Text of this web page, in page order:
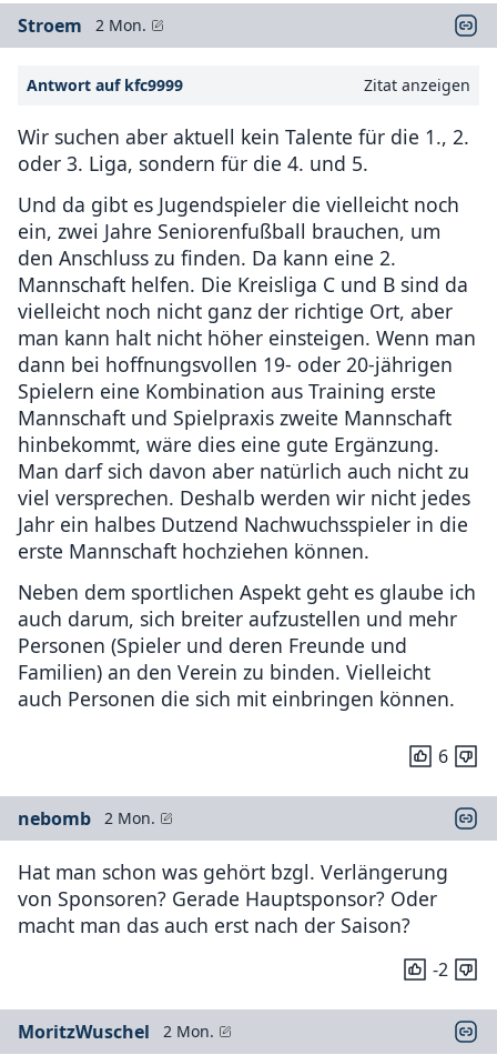
Stroem 2 Mon.
Antwort auf kfc9999 Zitat anzeigen
Wir suchen aber aktuell kein Talente für die 1., 2.
oder 3. Liga, sondern für die 4. und 5.
Und da gibt es Jugendspieler die vielleicht noch
ein, zwei Jahre Seniorenfußball brauchen, um
den Anschluss zu finden. Da kann eine 2.
Mannschaft helfen. Die Kreisliga C und B sind da
vielleicht noch nicht ganz der richtige Ort, aber
man kann halt nicht höher einsteigen. Wenn man
dann bei hoffnungsvollen 19- oder 20-jährigen
Spielern eine Kombination aus Training erste
Mannschaft und Spielpraxis zweite Mannschaft
hinbekommt, wäre dies eine gute Ergänzung.
Man darf sich davon aber natürlich auch nicht zu
viel versprechen. Deshalb werden wir nicht jedes
Jahr ein halbes Dutzend Nachwuchsspieler in die
erste Mannschaft hochziehen können.
Neben dem sportlichen Aspekt geht es glaube ich
auch darum, sich breiter aufzustellen und mehr
Personen (Spieler und deren Freunde und
Familien) an den Verein zu binden. Vielleicht
auch Personen die sich mit einbringen können.
6
nebomb 2 Mon.
Hat man schon was gehört bzgl. Verlängerung
von Sponsoren? Gerade Hauptsponsor? Oder
macht man das auch erst nach der Saison?
-2
MoritzWuschel 2 Mon.